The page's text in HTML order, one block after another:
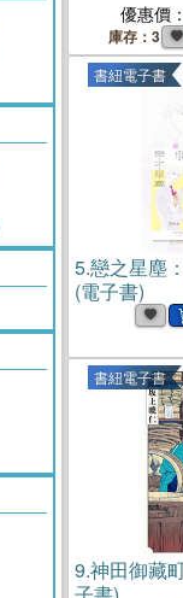
優惠價：
庫存：3
書紐電子書
5.戀之星塵
(電子書)
書紐電子書
9.神田御藏